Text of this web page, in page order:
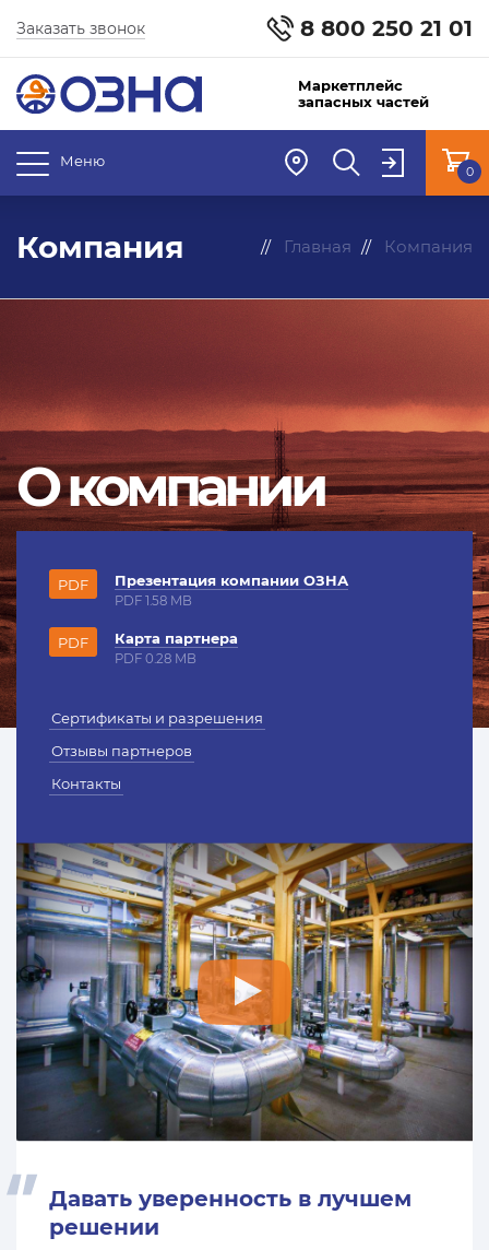
8 800 250 21 01
Заказать звонок
Маркетплейс
запасных частей
Меню
0
Компания Главная Компания
О компании
PDF Презентация компании ОЗНА
PDF 1.58 MB
PDF Карта партнера
PDF 0.28 MB
Сертификаты и разрешения
Отзывы партнеров
Контакты
Давать уверенность в лучшем
решении